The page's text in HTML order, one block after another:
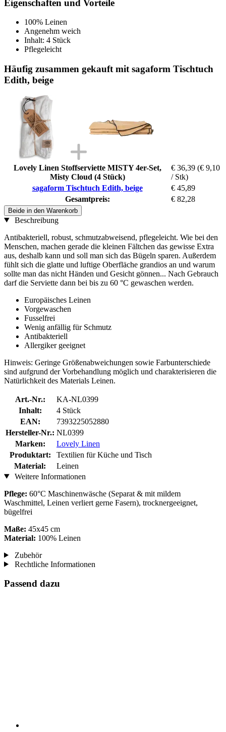
Eigenschaften und Vorteile
100% Leinen
Angenehm weich
Inhalt: 4 Stück
Pflegeleicht
Häufig zusammen gekauft mit sagaform Tischtuch
Edith, beige
Lovely Linen Stoffserviette MISTY 4er-Set,
Misty Cloud (4 Stück)
€ 36,39 (€ 9,10
/ Stk)
sagaform Tischtuch Edith, beige
€ 45,89
Gesamtpreis:
€ 82,28
Beide in den Warenkorb
Beschreibung
Antibakteriell, robust, schmutzabweisend, pflegeleicht. Wie bei den
Menschen, machen gerade die kleinen Fältchen das gewisse Extra
aus, deshalb kann und soll man sich das Bügeln sparen. Außerdem
fühlt sich die glatte und luftige Oberfläche grandios an und warum
sollte man das nicht Händen und Gesicht gönnen... Nach Gebrauch
darf die Serviette dann bei bis zu 60 °C gewaschen werden.
Europäisches Leinen
Vorgewaschen
Fusselfrei
Wenig anfällig für Schmutz
Antibakteriell
Allergiker geeignet
Hinweis: Geringe Größenabweichungen sowie Farbunterschiede
sind aufgrund der Vorbehandlung möglich und charakterisieren die
Natürlichkeit des Materials Leinen.
Art.-Nr.:
KA-NL0399
Inhalt:
4 Stück
EAN:
7393225052880
Hersteller-Nr.: NL0399
Marken:
Lovely Linen
Produktart:
Textilien für Küche und Tisch
Material:
Leinen
Weitere Informationen
Pflege: 60°C Maschinenwäsche (Separat & mit mildem
Waschmittel, Leinen verliert gerne Fasern), trocknergeeignet,
bügelfrei
Maße: 45x45 cm
Material: 100% Leinen
Zubehör
Rechtliche Informationen
Passend dazu